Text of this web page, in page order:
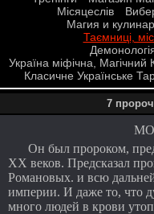
Місяцеслів
Магия и
Таємниці,
Україна міфічна, Магічний
Класичне Українське
7
Он был пророком,
XX веков. Предсказал
Романовых. и всю
империи. И даже то, что
много людей в крови